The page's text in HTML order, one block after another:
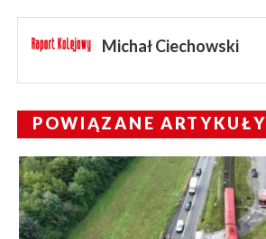
Michał Ciechowski
POWIĄZANE ARTYKUŁY